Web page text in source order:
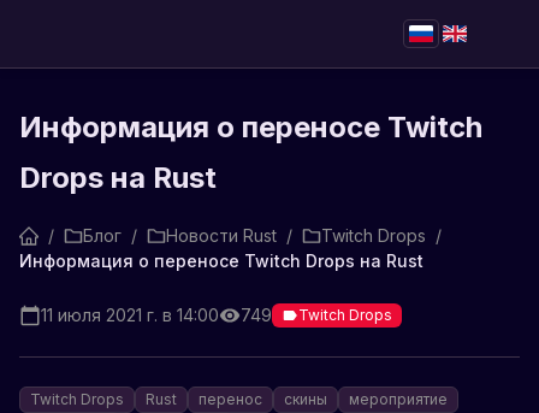
Информация о переносе Twitch
Drops на Rust
/ Блог / Новости Rust / Twitch Drops /
Информация о переносе Twitch Drops на Rust
11 июля 2021 г. в 14:00 749 Twitch Drops
Twitch Drops Rust перенос скины
мероприятие